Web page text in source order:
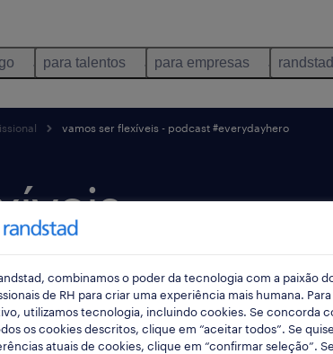
para talentos para empresas
vamos ser flexíveis - podcast #everydayhero
combinamos o poder da tecnologia com a paixão
de RH para criar uma experiência mais humana.
utilizamos tecnologia, incluindo cookies. Se concorda
os cookies descritos, clique em “aceitar todos”. Se
atuais de cookies, clique em “confirmar seleção”.